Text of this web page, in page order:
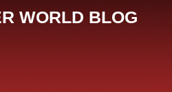
WORLD BLOG